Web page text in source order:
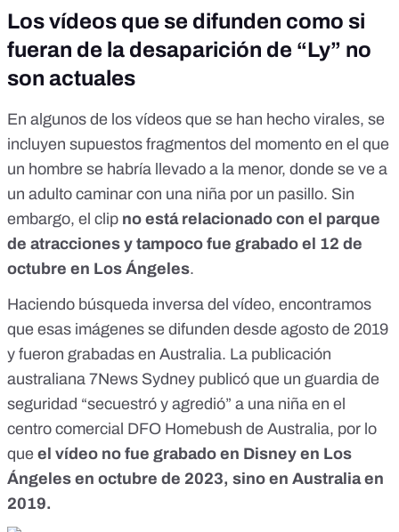
Los vídeos que se difunden como si
fueran de la desaparición de “Ly” no
son actuales
En algunos de los vídeos que se han hecho virales, se
incluyen supuestos fragmentos del momento en el que
un hombre se habría llevado a la menor, donde se ve a
un adulto caminar con una niña por un pasillo. Sin
embargo, el clip no está relacionado con el parque
de atracciones y tampoco fue grabado el 12 de
octubre en Los Ángeles.
Haciendo búsqueda inversa del vídeo, encontramos
que esas imágenes se difunden desde agosto de 2019
y fueron grabadas en Australia. La publicación
australiana 7News Sydney publicó que un guardia de
seguridad “secuestró y agredió” a una niña en el
centro comercial DFO Homebush de Australia, por lo
que el vídeo no fue grabado en Disney en Los
Ángeles en octubre de 2023, sino en Australia en
2019.